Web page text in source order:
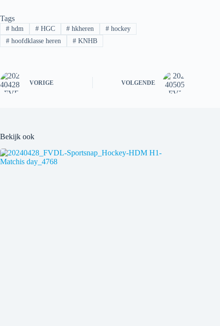
Tags
#hdm #HGC # hkheren # hockey
#hoofdklasse heren #KNHB
VORIGE VOLGENDE
Bekijk ook